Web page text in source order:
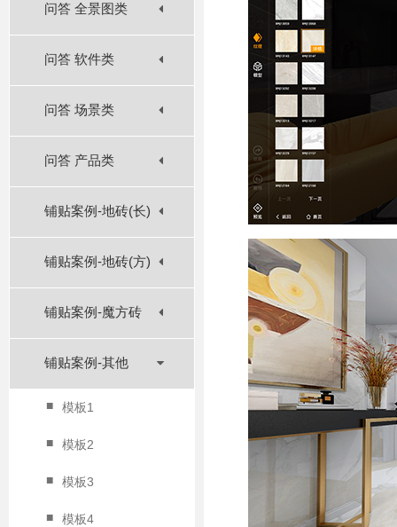
问答 全景图类
问答 软件类
问答 场景类
问答 产品类
铺贴案例-地砖(长)
铺贴案例-地砖(方)
铺贴案例-魔方砖
铺贴案例-其他
■ 模板1
■ 模板2
■ 模板3
■ 模板4